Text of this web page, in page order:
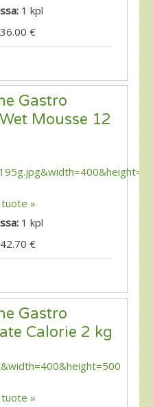
1 kpl
36.00 €
Gastro
Mousse 12
»
1 kpl
42.70 €
Gastro
Calorie 2 kg
»